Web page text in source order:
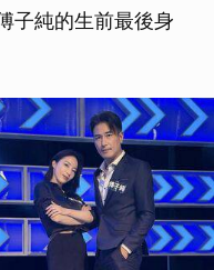
子純的生前最後身